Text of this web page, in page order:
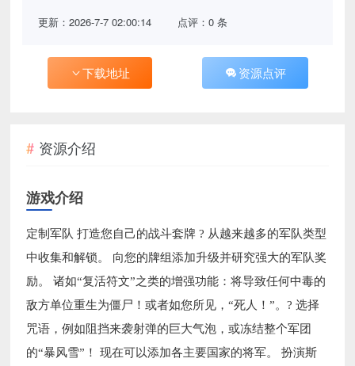
更新：2026-7-7 02:00:14 点评：0 条
下载地址 资源点评
资源介绍
游戏介绍
定制军队 打造您自己的战斗套牌 ? 从越来越多的军队类型
中收集和解锁。 向您的牌组添加升级并研究强大的军队奖
励。 诸如“复活符文”之类的增强功能：将导致任何中毒的
敌方单位重生为僵尸！或者如您所见，“死人！”。? 选择
咒语，例如阻挡来袭射弹的巨大气泡，或冻结整个军团
的“暴风雪”！ 现在可以添加各主要国家的将军。 扮演斯